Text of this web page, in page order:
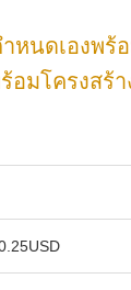
นดเองพร้อ
มโครงสร้